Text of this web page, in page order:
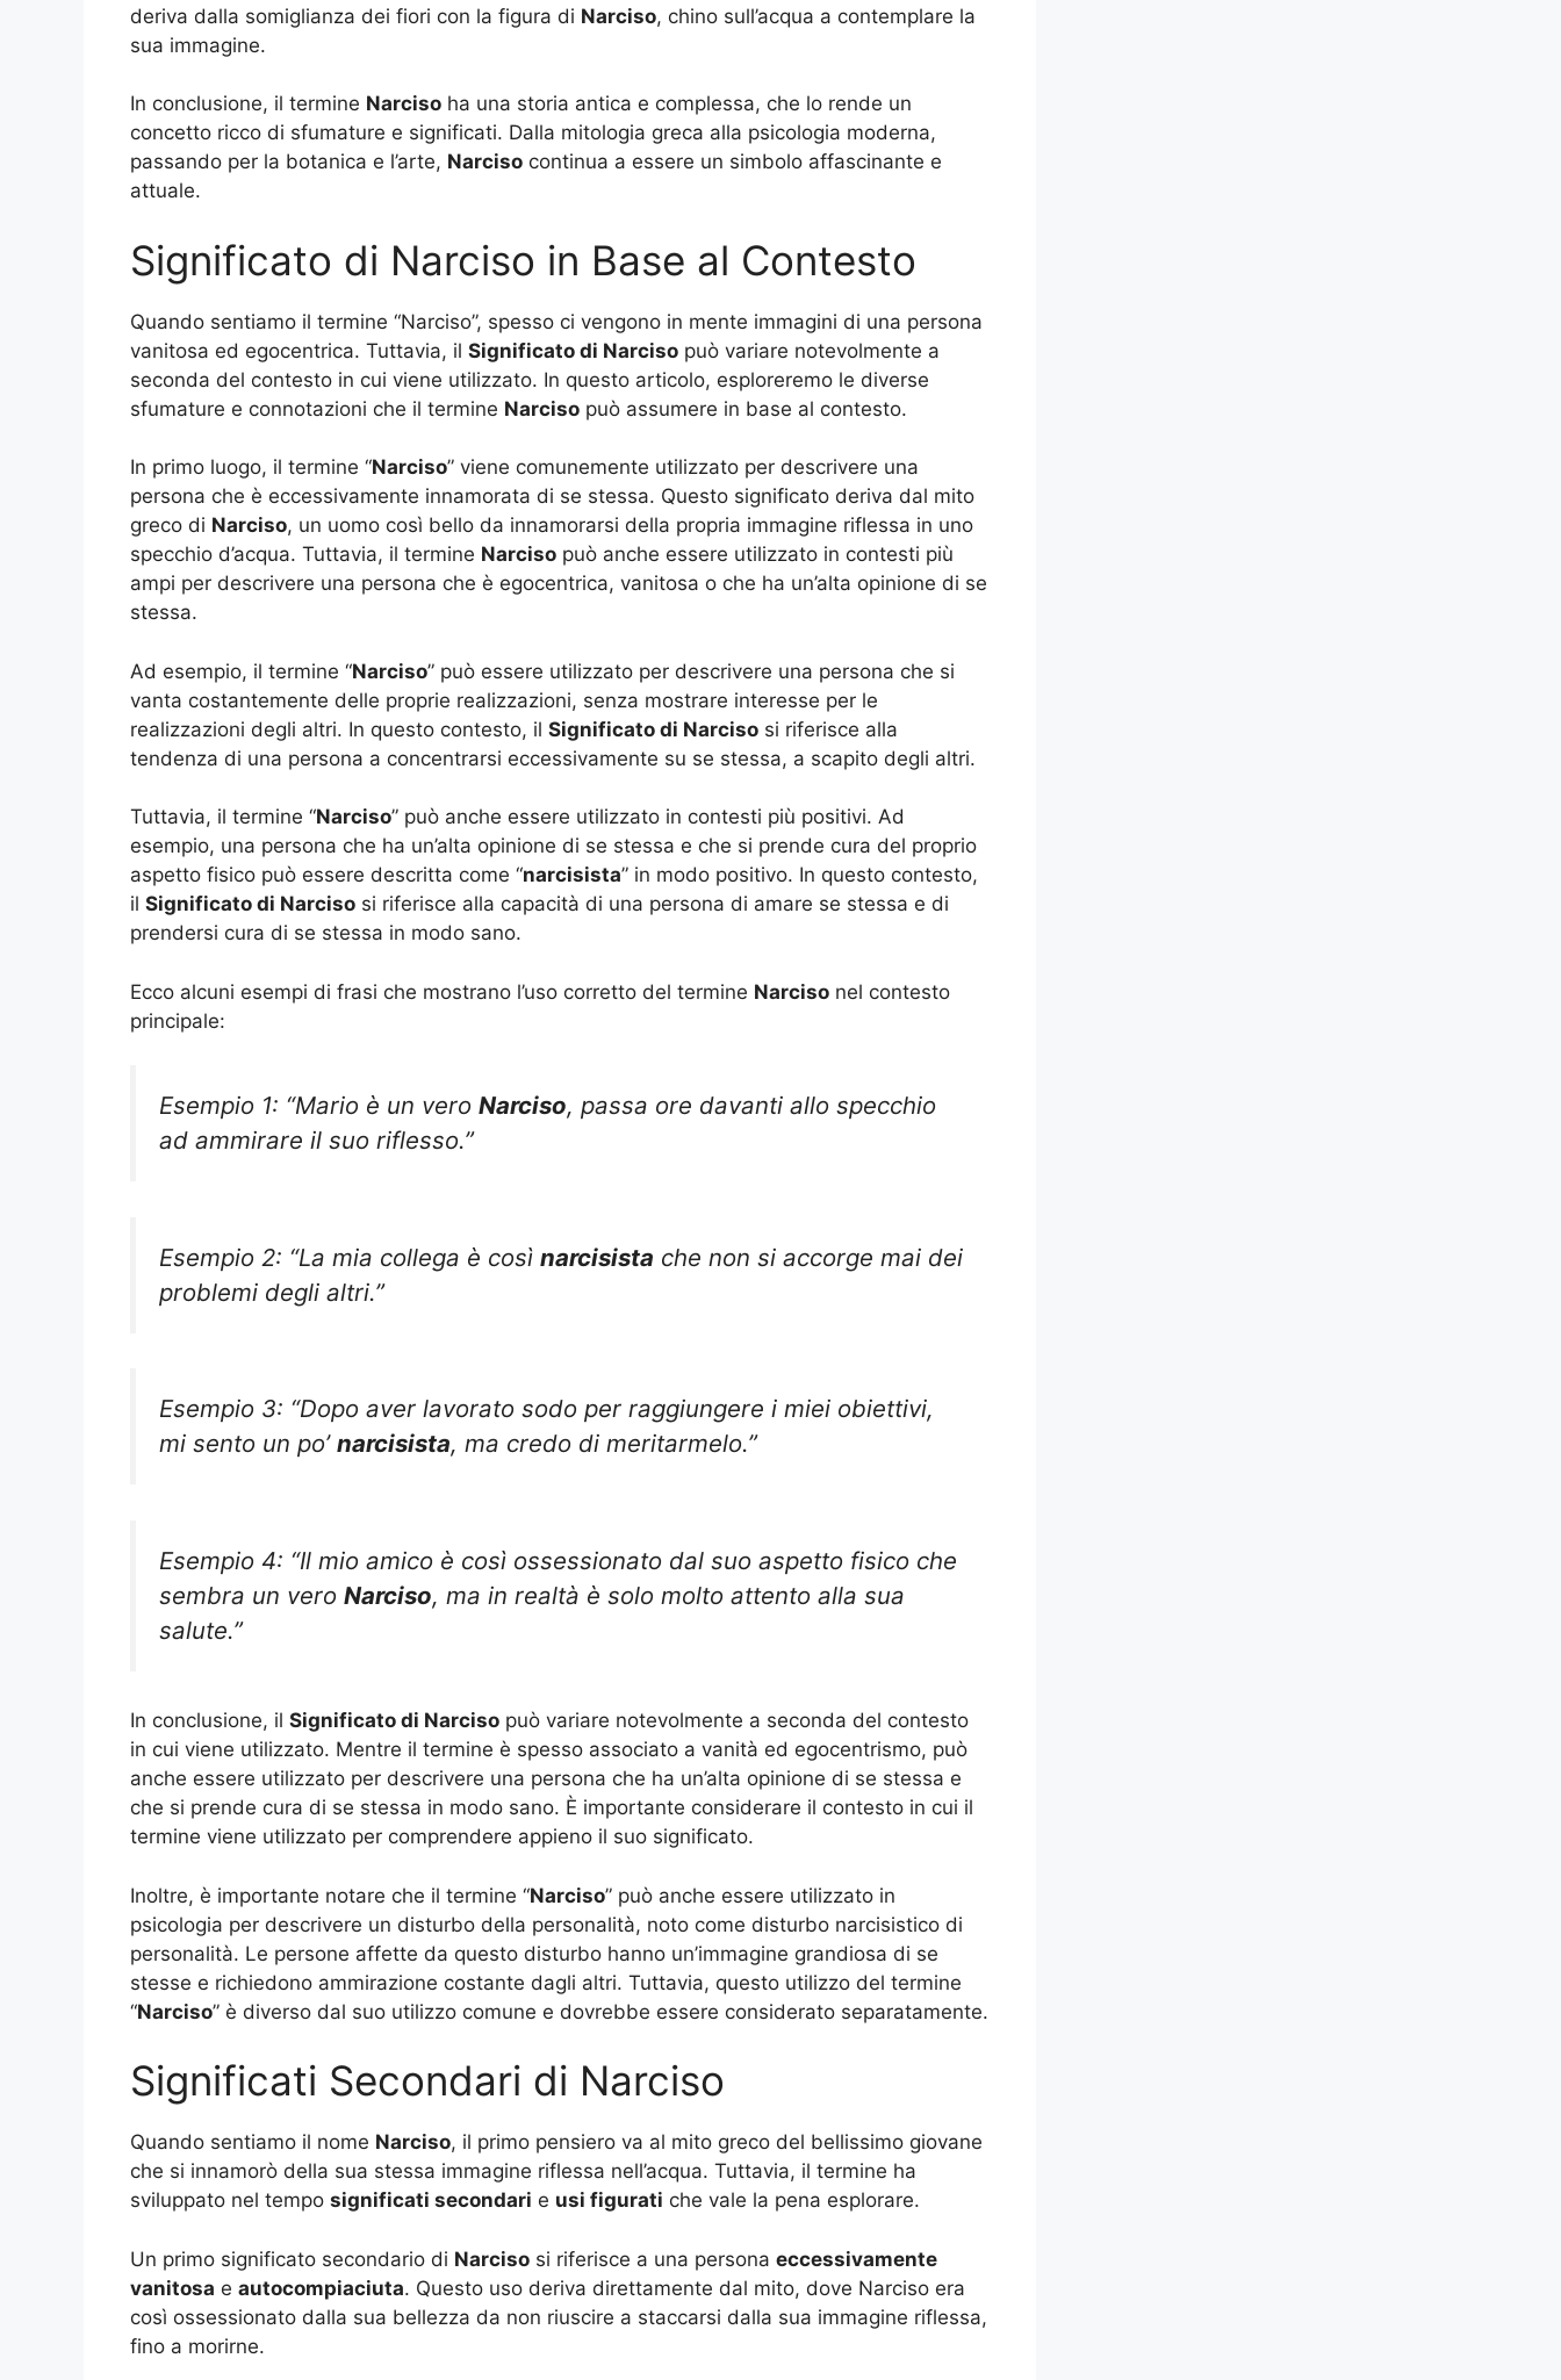
deriva dalla somiglianza dei fiori con la figura di Narciso, chino sull’acqua a contemplare la
sua immagine.
In conclusione, il termine Narciso ha una storia antica e complessa, che lo rende un
concetto ricco di sfumature e significati. Dalla mitologia greca alla psicologia moderna,
passando per la botanica e l’arte, Narciso continua a essere un simbolo affascinante e
attuale.
Significato di Narciso in Base al Contesto
Quando sentiamo il termine “Narciso”, spesso ci vengono in mente immagini di una persona
vanitosa ed egocentrica. Tuttavia, il Significato di Narciso può variare notevolmente a
seconda del contesto in cui viene utilizzato. In questo articolo, esploreremo le diverse
sfumature e connotazioni che il termine Narciso può assumere in base al contesto.
In primo luogo, il termine “Narciso” viene comunemente utilizzato per descrivere una
persona che è eccessivamente innamorata di se stessa. Questo significato deriva dal mito
greco di Narciso, un uomo così bello da innamorarsi della propria immagine riflessa in uno
specchio d’acqua. Tuttavia, il termine Narciso può anche essere utilizzato in contesti più
ampi per descrivere una persona che è egocentrica, vanitosa o che ha un’alta opinione di se
stessa.
Ad esempio, il termine “Narciso” può essere utilizzato per descrivere una persona che si
vanta costantemente delle proprie realizzazioni, senza mostrare interesse per le
realizzazioni degli altri. In questo contesto, il Significato di Narciso si riferisce alla
tendenza di una persona a concentrarsi eccessivamente su se stessa, a scapito degli altri.
Tuttavia, il termine “Narciso” può anche essere utilizzato in contesti più positivi. Ad
esempio, una persona che ha un’alta opinione di se stessa e che si prende cura del proprio
aspetto fisico può essere descritta come “narcisista” in modo positivo. In questo contesto,
il Significato di Narciso si riferisce alla capacità di una persona di amare se stessa e di
prendersi cura di se stessa in modo sano.
Ecco alcuni esempi di frasi che mostrano l’uso corretto del termine Narciso nel contesto
principale:
Esempio 1: “Mario è un vero Narciso, passa ore davanti allo specchio
ad ammirare il suo riflesso.”
Esempio 2: “La mia collega è così narcisista che non si accorge mai dei
problemi degli altri.”
Esempio 3: “Dopo aver lavorato sodo per raggiungere i miei obiettivi,
mi sento un po’ narcisista, ma credo di meritarmelo.”
Esempio 4: “Il mio amico è così ossessionato dal suo aspetto fisico che
sembra un vero Narciso, ma in realtà è solo molto attento alla sua
salute.”
In conclusione, il Significato di Narciso può variare notevolmente a seconda del contesto
in cui viene utilizzato. Mentre il termine è spesso associato a vanità ed egocentrismo, può
anche essere utilizzato per descrivere una persona che ha un’alta opinione di se stessa e
che si prende cura di se stessa in modo sano. È importante considerare il contesto in cui il
termine viene utilizzato per comprendere appieno il suo significato.
Inoltre, è importante notare che il termine “Narciso” può anche essere utilizzato in
psicologia per descrivere un disturbo della personalità, noto come disturbo narcisistico di
personalità. Le persone affette da questo disturbo hanno un’immagine grandiosa di se
stesse e richiedono ammirazione costante dagli altri. Tuttavia, questo utilizzo del termine
“Narciso” è diverso dal suo utilizzo comune e dovrebbe essere considerato separatamente.
Significati Secondari di Narciso
Quando sentiamo il nome Narciso, il primo pensiero va al mito greco del bellissimo giovane
che si innamorò della sua stessa immagine riflessa nell’acqua. Tuttavia, il termine ha
sviluppato nel tempo significati secondari e usi figurati che vale la pena esplorare.
Un primo significato secondario di Narciso si riferisce a una persona eccessivamente
vanitosa e autocompiaciuta. Questo uso deriva direttamente dal mito, dove Narciso era
così ossessionato dalla sua bellezza da non riuscire a staccarsi dalla sua immagine riflessa,
fino a morirne.